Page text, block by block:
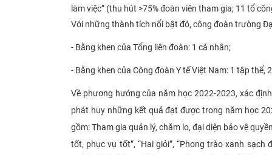
làm việc” (thu hút >75% đoàn viên tham gia; 11 tổ
Với những thành tích nổi bật đó, công đoàn trường
- Bằng khen của Tổng liên đoàn: 1 cá nhân;
- Bằng khen của Công đoàn Y tế Việt Nam: 1 tập thể,
Về phương hướng của năm học 2022-2023, xác
phát huy những kết quả đạt được trong năm học
gồm: Tham gia quản lý, chăm lo, đại diện bảo vệ
tốt, phục vụ tốt”, “Hai giỏi”, “Phong trào xanh